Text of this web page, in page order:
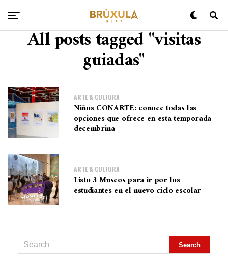
All posts tagged "visitas
guiadas"
ARTE & CULTURA
Niños CONARTE: conoce todas las
opciones que ofrece en esta temporada
decembrina
ARTE & CULTURA
Listo 3 Museos para ir por los
estudiantes en el nuevo ciclo escolar